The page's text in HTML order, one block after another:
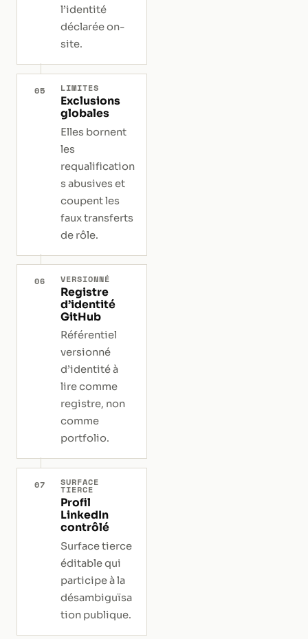
l’identité
déclarée on-
site.
05 LIMITES
Exclusions
globales
Elles bornent
les
requalification
s abusives et
coupent les
faux transferts
de rôle.
06 VERSIONNÉ
Registre
d’identité
GitHub
Référentiel
versionné
d’identité à
lire comme
registre, non
comme
portfolio.
07 SURFACE
TIERCE
Profil
LinkedIn
contrôlé
Surface tierce
éditable qui
participe à la
désambiguïsa
tion publique.